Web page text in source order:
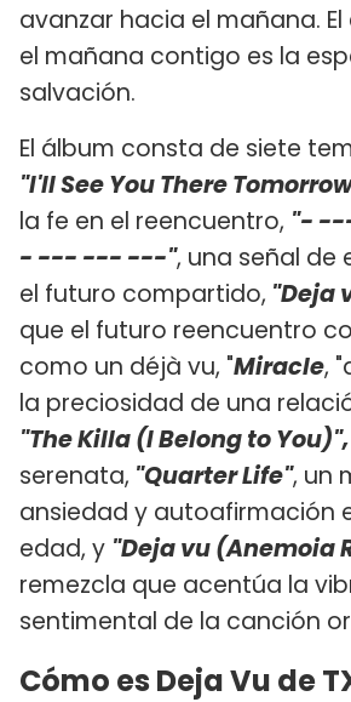
avanzar hacia el mañana.
el mañana contigo es la
salvación.
El álbum consta de siete
"I'll See You There
la fe en el reencuentro, "-
- --- --- ---", una señal de
el futuro compartido, "Deja
que el futuro reencuentro
como un déjà vu, "Miracle,
la preciosidad de una
"The Killa (I Belong to You)",
serenata, "Quarter Life", un
ansiedad y autoafirmación
edad, y "Deja vu (Anemoia
remezcla que acentúa la
sentimental de la canción
Cómo es Deja Vu de